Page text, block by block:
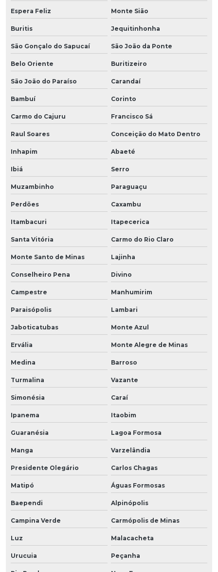
Espera Feliz Monte Sião
Buritis Jequitinhonha
São Gonçalo do Sapucaí São João da Ponte
Belo Oriente Buritizeiro
São João do Paraíso Carandaí
Bambuí Corinto
Carmo do Cajuru Francisco Sá
Raul Soares Conceição do Mato Dentro
Inhapim Abaeté
Ibiá Serro
Muzambinho Paraguaçu
Perdões Caxambu
Itambacuri Itapecerica
Santa Vitória Carmo do Rio Claro
Monte Santo de Minas Lajinha
Conselheiro Pena Divino
Campestre Manhumirim
Paraisópolis Lambari
Jaboticatubas Monte Azul
Ervália Monte Alegre de Minas
Medina Barroso
Turmalina Vazante
Simonésia Caraí
Ipanema Itaobim
Guaranésia Lagoa Formosa
Manga Varzelândia
Presidente Olegário Carlos Chagas
Matipó Águas Formosas
Baependi Alpinópolis
Campina Verde Carmópolis de Minas
Luz Malacacheta
Urucuia Peçanha